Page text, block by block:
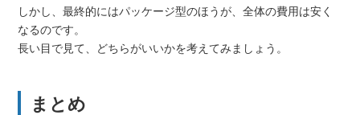
しかし、最終的にはパッケージ型のほうが、全体の費用は安く
なるのです。
長い目で見て、どちらがいいかを考えてみましょう。
まとめ